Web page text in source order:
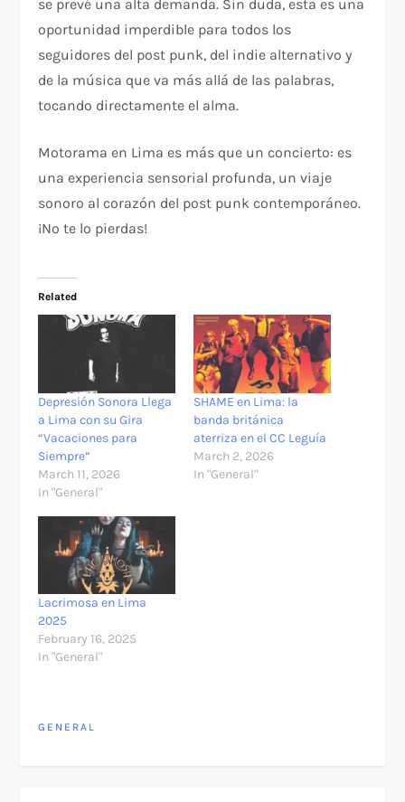
se prevé una alta demanda. Sin duda, esta es una
oportunidad imperdible para todos los
seguidores del post punk, del indie alternativo y
de la música que va más allá de las palabras,
tocando directamente el alma.
Motorama en Lima es más que un concierto: es
una experiencia sensorial profunda, un viaje
sonoro al corazón del post punk contemporáneo.
¡No te lo pierdas!
Related
Depresión Sonora Llega
a Lima con su Gira
“Vacaciones para
Siempre”
March 11, 2026
In "General"
SHAME en Lima: la
banda británica
aterriza en el CC Leguía
March 2, 2026
In "General"
Lacrimosa en Lima
2025
February 16, 2025
In "General"
GENERAL